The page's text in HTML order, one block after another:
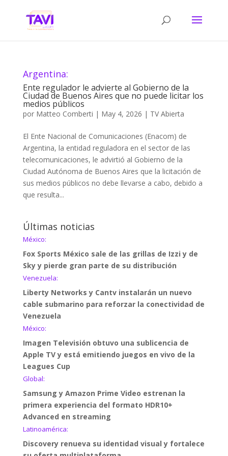
Argentina:
Ente regulador le advierte al Gobierno de la
Ciudad de Buenos Aires que no puede licitar los
medios públicos
por Matteo Comberti | May 4, 2026 | TV Abierta
El Ente Nacional de Comunicaciones (Enacom) de
Argentina, la entidad reguladora en el sector de las
telecomunicaciones, le advirtió al Gobierno de la
Ciudad Autónoma de Buenos Aires que la licitación de
sus medios públicos no debe llevarse a cabo, debido a
que resulta...
Últimas noticias
México:
Fox Sports México sale de las grillas de Izzi y de
Sky y pierde gran parte de su distribución
Venezuela:
Liberty Networks y Cantv instalarán un nuevo
cable submarino para reforzar la conectividad de
Venezuela
México:
Imagen Televisión obtuvo una sublicencia de
Apple TV y está emitiendo juegos en vivo de la
Leagues Cup
Global:
Samsung y Amazon Prime Video estrenan la
primera experiencia del formato HDR10+
Advanced en streaming
Latinoamérica:
Discovery renueva su identidad visual y fortalece